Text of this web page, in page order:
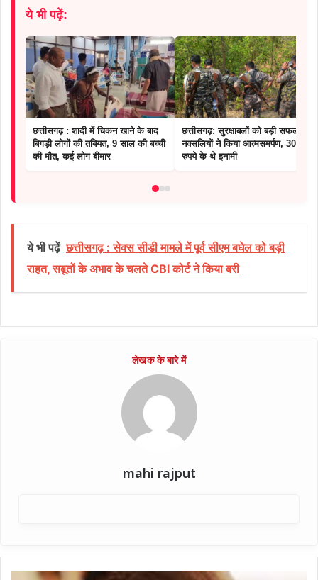
ये भी पढ़ें:
छत्तीसगढ़ : शादी में चिकन खाने के बाद
बिगड़ी लोगों की तबियत, 9 साल की बच्ची
की मौत, कई लोग बीमार
छत्तीसगढ़: सुरक्षाबलों को बड़ी सफलता, 8
नक्सलियों ने किया आत्मसमर्पण, 30 लाख
रुपये के थे इनामी
ये भी पढ़ें छत्तीसगढ़ : सेक्स सीडी मामले में पूर्व सीएम बघेल को बड़ी
राहत, सबूतों के अभाव के चलते CBI कोर्ट ने किया बरी
mahi rajput